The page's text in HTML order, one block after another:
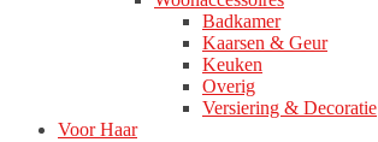
Badkamer
Kaarsen & Geur
Keuken
Overig
Versiering & Decoratie
Voor Haar